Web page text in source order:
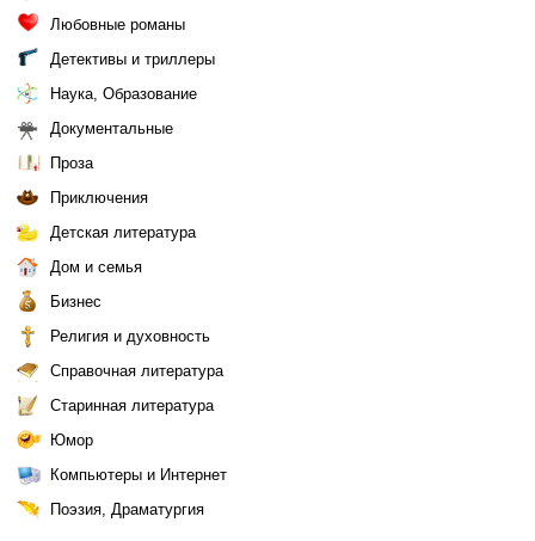
Любовные романы
Детективы и триллеры
Наука, Образование
Документальные
Проза
Приключения
Детская литература
Дом и семья
Бизнес
Религия и духовность
Справочная литература
Старинная литература
Юмор
Компьютеры и Интернет
Поэзия, Драматургия